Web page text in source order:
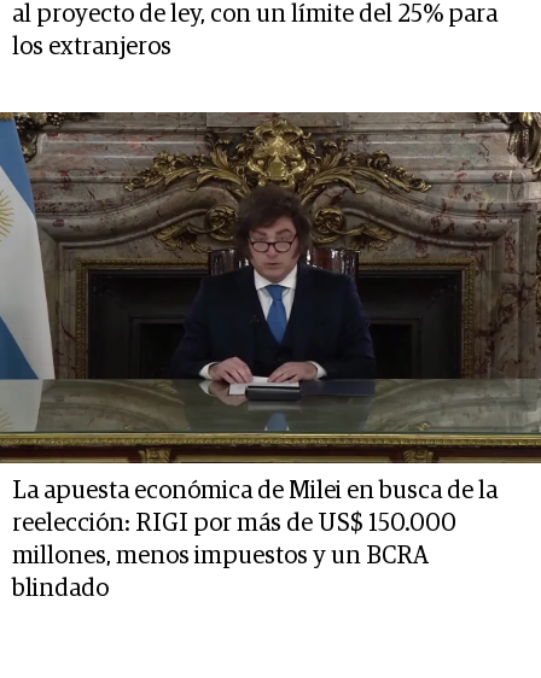
al proyecto de ley, con un límite del 25% para
los extranjeros
La apuesta económica de Milei en busca de la
reelección: RIGI por más de US$ 150.000
millones, menos impuestos y un BCRA
blindado